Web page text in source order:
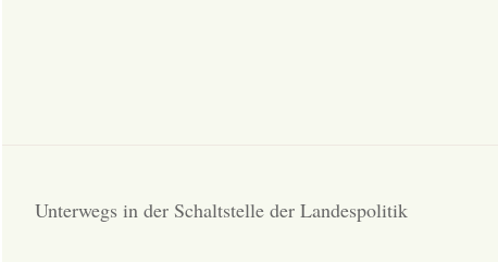
Unterwegs in der Schaltstelle der Landespolitik